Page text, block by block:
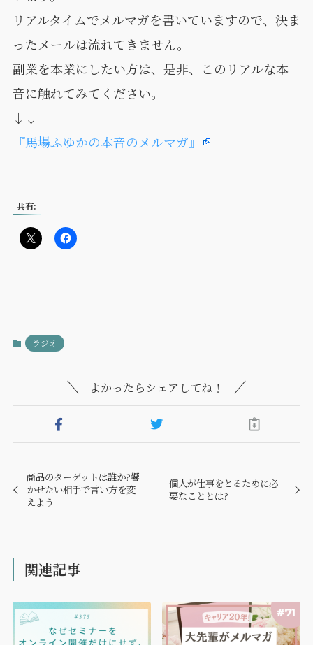
リアルタイムでメルマガを書いていますので、決ま
ったメールは流れてきません。
副業を本業にしたい方は、是非、このリアルな本
音に触れてみてください。
↓↓
『馬場ふゆかの本音のメルマガ』
共有:
ラジオ
よかったらシェアしてね！
商品のターゲットは誰か?響
かせたい相手で言い方を変
えよう
個人が仕事をとるために必
要なこととは?
関連記事